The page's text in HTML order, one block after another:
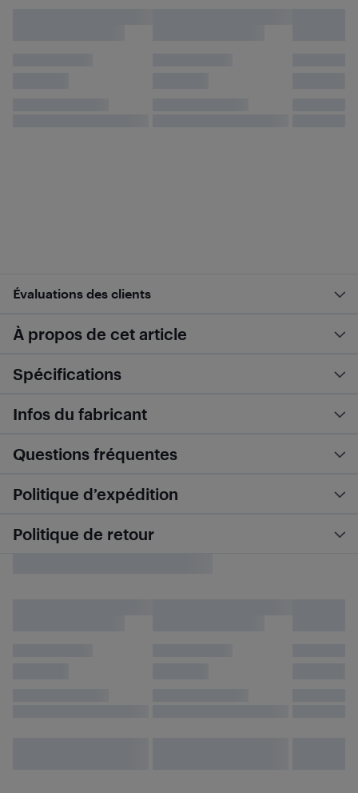
Évaluations des clients
À propos de cet article
Spécifications
Infos du fabricant
Questions fréquentes
Politique d’expédition
Politique de retour